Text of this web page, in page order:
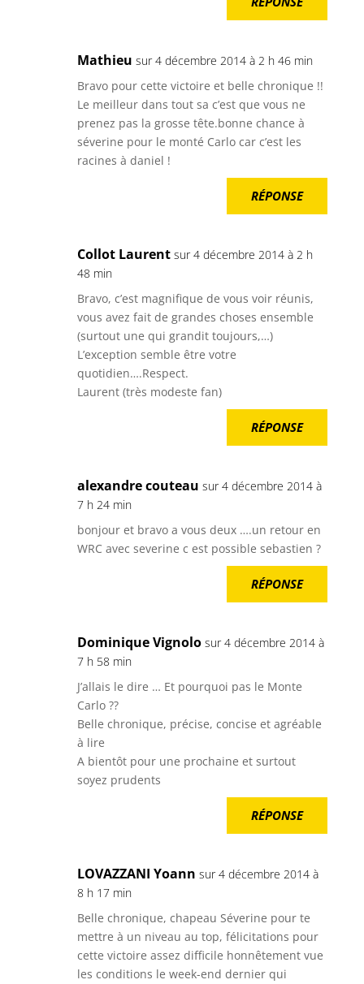
Mathieu sur 4 décembre 2014 à 2 h 46 min
Bravo pour cette victoire et belle chronique !!
Le meilleur dans tout sa c’est que vous ne
prenez pas la grosse tête.bonne chance à
séverine pour le monté Carlo car c’est les
racines à daniel !
RÉPONSE
Collot Laurent sur 4 décembre 2014 à 2 h
48 min
Bravo, c’est magnifique de vous voir réunis,
vous avez fait de grandes choses ensemble
(surtout une qui grandit toujours,…)
L’exception semble être votre
quotidien….Respect.
Laurent (très modeste fan)
RÉPONSE
alexandre couteau sur 4 décembre 2014 à
7 h 24 min
bonjour et bravo a vous deux ….un retour en
WRC avec severine c est possible sebastien ?
RÉPONSE
Dominique Vignolo sur 4 décembre 2014 à
7 h 58 min
J’allais le dire … Et pourquoi pas le Monte
Carlo ??
Belle chronique, précise, concise et agréable
à lire
A bientôt pour une prochaine et surtout
soyez prudents
RÉPONSE
LOVAZZANI Yoann sur 4 décembre 2014 à
8 h 17 min
Belle chronique, chapeau Séverine pour te
mettre à un niveau au top, félicitations pour
cette victoire assez difficile honnêtement vue
les conditions le week-end dernier qui